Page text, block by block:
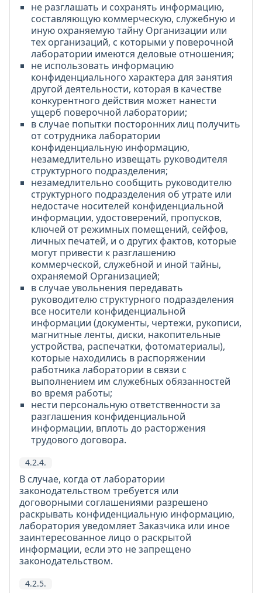
не разглашать и сохранять информацию,
составляющую коммерческую, служебную и
иную охраняемую тайну Организации или
тех организаций, с которыми у поверочной
лаборатории имеются деловые отношения;
не использовать информацию
конфиденциального характера для занятия
другой деятельности, которая в качестве
конкурентного действия может нанести
ущерб поверочной лаборатории;
в случае попытки посторонних лиц получить
от сотрудника лаборатории
конфиденциальную информацию,
незамедлительно извещать руководителя
структурного подразделения;
незамедлительно сообщить руководителю
структурного подразделения об утрате или
недостаче носителей конфиденциальной
информации, удостоверений, пропусков,
ключей от режимных помещений, сейфов,
личных печатей, и о других фактов, которые
могут привести к разглашению
коммерческой, служебной и иной тайны,
охраняемой Организацией;
в случае увольнения передавать
руководителю структурного подразделения
все носители конфиденциальной
информации (документы, чертежи, рукописи,
магнитные ленты, диски, накопительные
устройства, распечатки, фотоматериалы),
которые находились в распоряжении
работника лаборатории в связи с
выполнением им служебных обязанностей
во время работы;
нести персональную ответственности за
разглашения конфиденциальной
информации, вплоть до расторжения
трудового договора.
4.2.4.
В случае, когда от лаборатории
законодательством требуется или
договорными соглашениями разрешено
раскрывать конфиденциальную информацию,
лаборатория уведомляет Заказчика или иное
заинтересованное лицо о раскрытой
информации, если это не запрещено
законодательством.
4.2.5.